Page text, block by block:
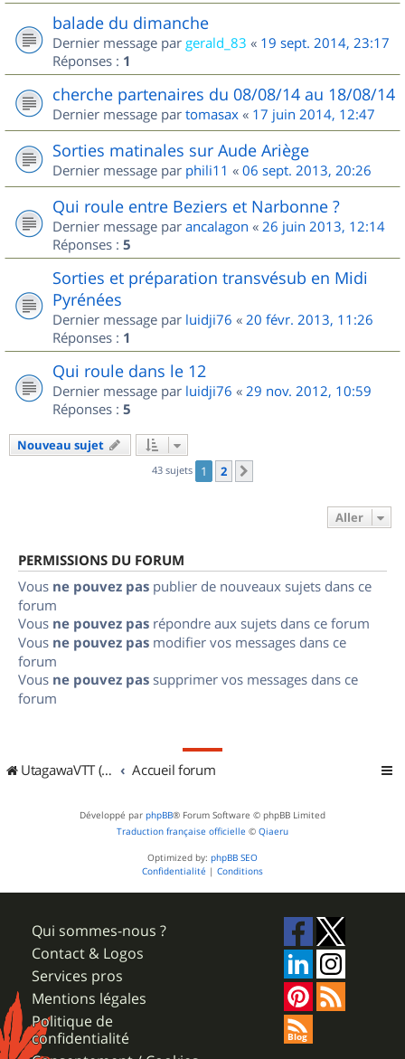
balade du dimanche
Dernier message par gerald_83 « 19 sept. 2014, 23:17
Réponses : 1
cherche partenaires du 08/08/14 au 18/08/14
Dernier message par tomasax « 17 juin 2014, 12:47
Sorties matinales sur Aude Ariège
Dernier message par phili11 « 06 sept. 2013, 20:26
Qui roule entre Beziers et Narbonne ?
Dernier message par ancalagon « 26 juin 2013, 12:14
Réponses : 5
Sorties et préparation transvésub en Midi
Pyrénées
Dernier message par luidji76 « 20 févr. 2013, 11:26
Réponses : 1
Qui roule dans le 12
Dernier message par luidji76 « 29 nov. 2012, 10:59
Réponses : 5
Nouveau sujet
43 sujets 1 2
Aller
PERMISSIONS DU FORUM
Vous ne pouvez pas publier de nouveaux sujets dans ce
forum
Vous ne pouvez pas répondre aux sujets dans ce forum
Vous ne pouvez pas modifier vos messages dans ce
forum
Vous ne pouvez pas supprimer vos messages dans ce
forum
UtagawaVTT (Randos VTT et VTTAE avec traces GPS) Accueil forum
Développé par phpBB® Forum Software © phpBB Limited
Traduction française officielle © Qiaeru
Optimized by: phpBB SEO
Confidentialité | Conditions
Qui sommes-nous ?
Contact & Logos
Services pros
Mentions légales
Politique de
confidentialité